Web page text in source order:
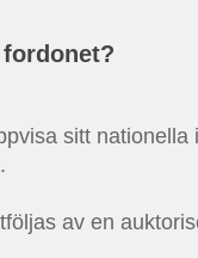
sitt
av en